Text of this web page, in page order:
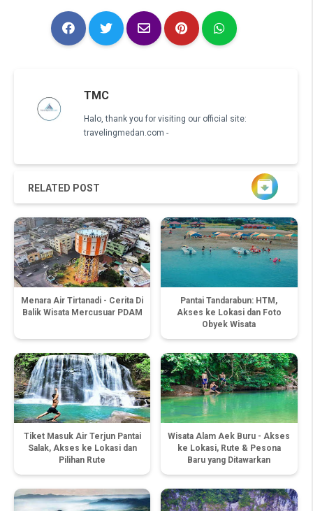
TMC
Halo, thank you for visiting our official site:
travelingmedan.com -

RELATED POST
Menara Air Tirtanadi - Cerita Di
Balik Wisata Mercusuar PDAM
Pantai Tandarabun: HTM,
Akses ke Lokasi dan Foto
Obyek Wisata
Tiket Masuk Air Terjun Pantai
Salak, Akses ke Lokasi dan
Pilihan Rute
Wisata Alam Aek Buru - Akses
ke Lokasi, Rute & Pesona
Baru yang Ditawarkan